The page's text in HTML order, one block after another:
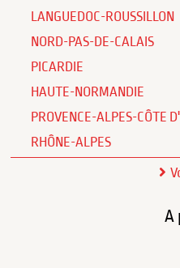
LANGUEDOC-ROUSSILLON
NORD-PAS-DE-CALAIS
PICARDIE
HAUTE-NORMANDIE
PROVENCE-ALPES-CÔTE
RHÔNE-ALPES
A